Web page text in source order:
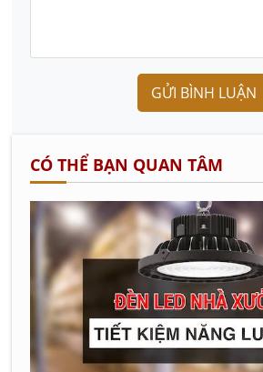
GỬI BÌNH LUẬN
CÓ THỂ BẠN QUAN TÂM